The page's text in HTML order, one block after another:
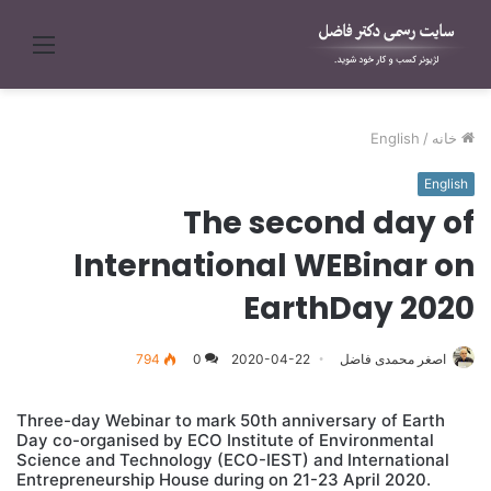
منو
خانه /
English
English
The second day of
International WEBinar on
EarthDay 2020
اصغر محمدی فاضل 2020-04-22
0
794
Three-day Webinar to mark 50th anniversary of Earth
Day co-organised by ECO Institute of Environmental
Science and Technology (ECO-IEST) and International
Entrepreneurship House during on 21-23 April 2020.